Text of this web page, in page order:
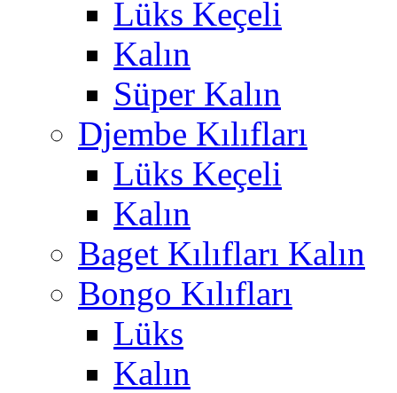
Lüks Keçeli
Kalın
Süper Kalın
Djembe Kılıfları
Lüks Keçeli
Kalın
Baget Kılıfları Kalın
Bongo Kılıfları
Lüks
Kalın